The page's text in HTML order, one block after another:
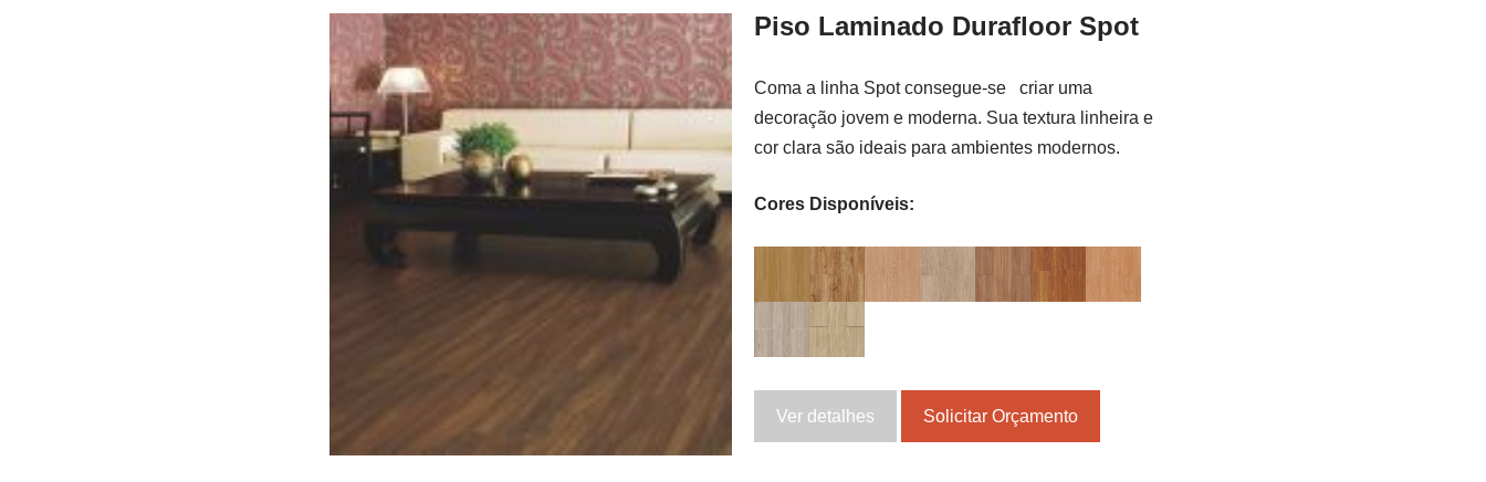
Piso Laminado Durafloor Spot
Coma a linha Spot consegue-se criar uma
decoração jovem e moderna. Sua textura linheira e
cor clara são ideais para ambientes modernos.
Cores Disponíveis:
Ver detalhes Solicitar Orçamento